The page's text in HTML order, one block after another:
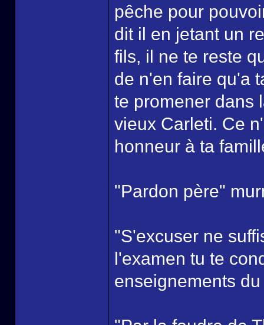
pêche pour
dit il en jetant un
fils, il ne te reste
de n'en faire qu'a
te promener dans
vieux Carleti. Ce
honneur à ta
"Pardon père"
"S'excuser ne
l'examen tu te
enseignements du